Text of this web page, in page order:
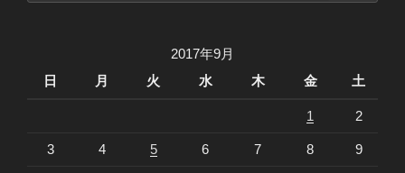
2017年9月
日
月 火 水 木 金 土
1 2
3 4 5 6 7 8 9